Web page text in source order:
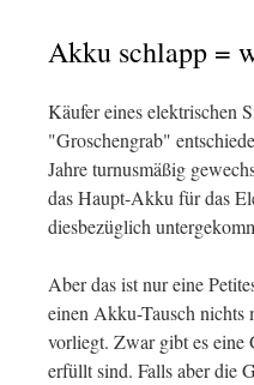
Akku schlapp =
Käufer eines elektrischen
"Groschengrab"
Jahre turnusmäßig
das Haupt-Akku für das
diesbezüglich
Aber das ist nur eine
einen Akku-Tausch nichts
vorliegt. Zwar gibt es eine
erfüllt sind. Falls aber die